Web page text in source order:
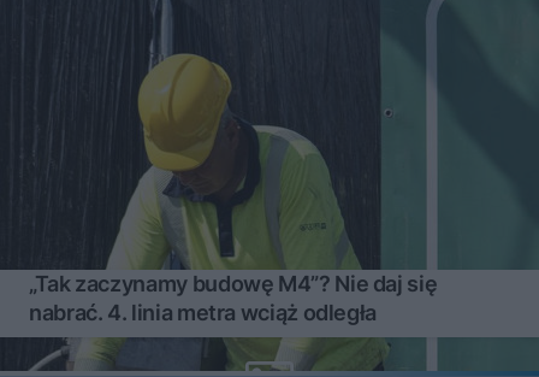
„Tak zaczynamy budowę M4”? Nie daj się
nabrać. 4. linia metra wciąż odległa